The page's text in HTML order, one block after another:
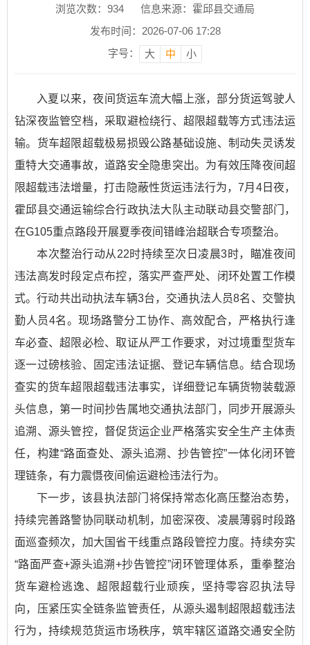
浏览次数： 934
信息来源：霍邱县交通局
发布时间：2026-07-06 17:28
字号：
大 中 小
入夏以来，夜间货运车流大幅上涨，部分货运驾驶人
钻深夜监管空档，采取避检绕行、超限超载等方式违法运
输。货车超限超载极易损毁公路基础设施、制动失灵诱发
重特大交通事故，道路安全隐患突出。为有效压降夜间超
限超载违法增量，打击隐蔽性货运违法行为，7月4日夜，
霍邱县交通运输综合行政执法大队主动联动县交警部门，
在G105重点路段开展夏季夜间错峰治超联合专项整治。
本次整治行动从22时持续至次日凌晨3时，瞄准夜间
违法高发时段定点布控，落实严查严处、闭环处置工作模
式。行动共出动执法车辆3台，交通执法人员8名、交警执
勤人员4名。现场路警分工协作、高效配合，严格执行逢
车必查、超限必检、取证从严工作要求，对过境重型货车
逐一过磅核验、固定违法证据、登记车辆信息。结合现场
查实的货车超限超载违法事实，详细登记车辆货物装载源
头信息，第一时间抄告属地交通执法部门，同步开展源头
追溯、源头管控，督促货运企业严格落实安全生产主体责
任，构建“路面查处、源头追溯、抄告管控”一体化闭环管
理链条，有力震慑夜间偷运避检违法行为。
下一步，该县执法部门将保持常态化高压整治态势，
持续完善路警协同联动机制，加密深夜、凌晨薄弱时段路
面巡查频次，加大国省干线重点路段管控力度。持续夯实
“路面严查+源头追溯+抄告管控”闭环管理体系，重拳整治
货车避检逃逸、超限超载行业顽疾，坚持零容忍执法导
向，压紧压实全链条监管责任，从源头遏制超限超载违法
行为，持续规范货运市场秩序，筑牢辖区道路交通安全防